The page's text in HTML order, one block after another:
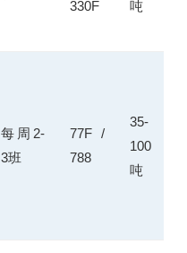
330F
吨
每周2-
3班
77F /
788
35-
100
吨